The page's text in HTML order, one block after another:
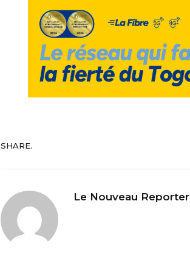
SHARE.
Le Nouveau Reporter